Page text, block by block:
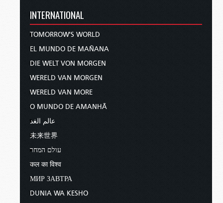
INTERNATIONAL
TOMORROW'S WORLD
EL MUNDO DE MAÑANA
DIE WELT VON MORGEN
WERELD VAN MORGEN
WERELD VAN MORE
O MUNDO DE AMANHÃ
عالم الغد
未来世界
עולם המחר
कल का विश्व
МИР ЗАВТРА
DUNIA WA KESHO